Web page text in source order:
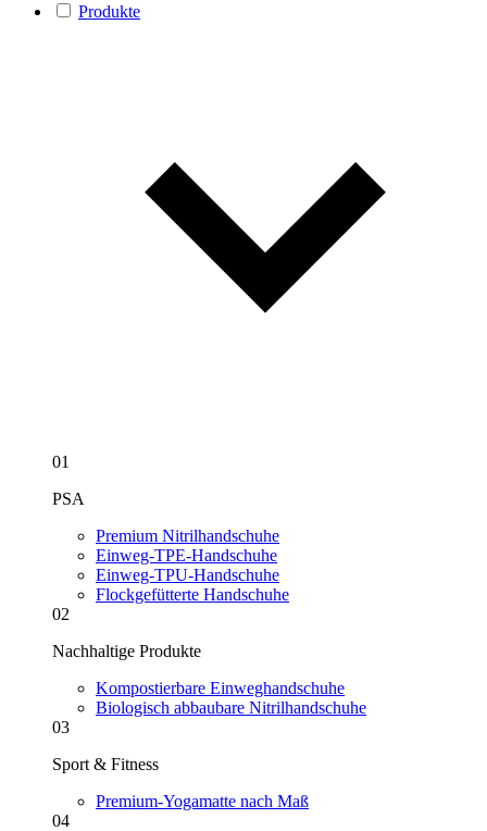
Produkte
01
PSA
Premium Nitrilhandschuhe
Einweg-TPE-Handschuhe
Einweg-TPU-Handschuhe
Flockgefütterte Handschuhe
02
Nachhaltige Produkte
Kompostierbare Einweghandschuhe
Biologisch abbaubare Nitrilhandschuhe
03
Sport & Fitness
Premium-Yogamatte nach Maß
04